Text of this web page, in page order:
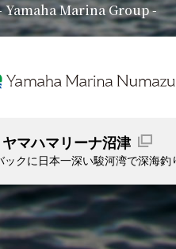
Yamaha Marina Group -
ヤマハマリーナ沼津
ックに日本一深い駿河湾で深海釣